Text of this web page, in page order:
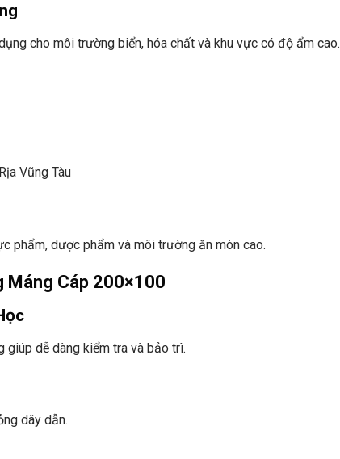
cho môi trường biển, hóa chất và khu vực có độ ẩm cao.
Vũng Tàu
phẩm, dược phẩm và môi trường ăn mòn cao.
Máng Cáp 200×100
dễ dàng kiểm tra và bảo trì.
dây dẫn.